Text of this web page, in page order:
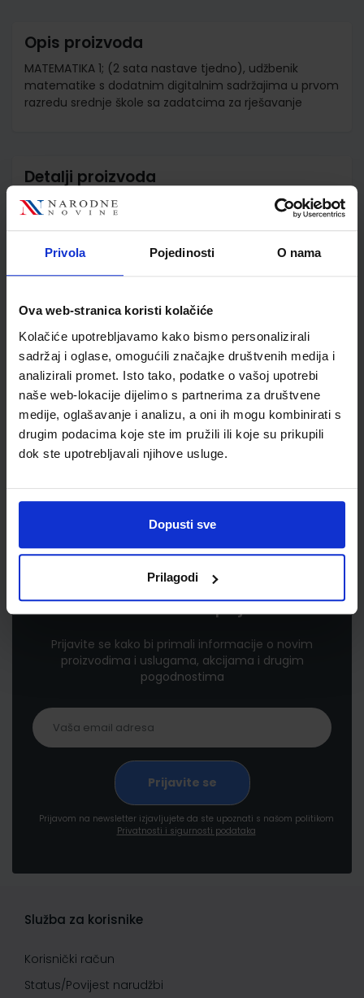
Privola Pojedinosti O nama
Ova web-stranica koristi kolačiće
Kolačiće upotrebljavamo kako bismo personalizirali
sadržaj i oglase, omogućili značajke društvenih medija i
analizirali promet. Isto tako, podatke o vašoj upotrebi
naše web-lokacije dijelimo s partnerima za društvene
medije, oglašavanje i analizu, a oni ih mogu kombinirati s
drugim podacima koje ste im pružili ili koje su prikupili
dok ste upotrebljavali njihove usluge.
Dopusti sve
Prilagodi
Opis proizvoda
MATEMATIKA 1; (2 sata nastave tjedno), udžbenik
matematike s dodatnim digitalnim sadržajima u prvom
razredu srednje škole sa zadatcima za rješavanje
Detalji proizvoda
Šifra proizvoda
Jedinična mjera
kom
Nakladnik
ŠKOLSKA KNJIGA d.d.
Školski razred
10 1.RAZRED SŠ
Vrsta školske knjige
UDŽBENIK
Vrsta škole
3 STRUKOVNA
Nastavni predmet
MATEMATIKA
Reg br min
6270
Newsletter prijava
Prijavite se kako bi primali informacije o novim
proizvodima i uslugama, akcijama i drugim
pogodnostima
Prijavom na newsletter izjavljujete da ste upoznati s našom politikom
Privatnosti i sigurnosti podataka
Služba za korisnike
Korisnički račun
Status/Povijest narudžbi